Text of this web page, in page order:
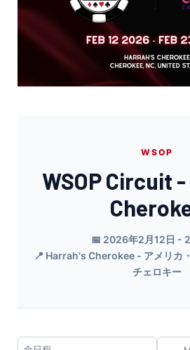
WSOP
WSOP Circuit
📅 2026年2月12日 -
📍 Harrah's Cherokee - アメリカ
チェロキー